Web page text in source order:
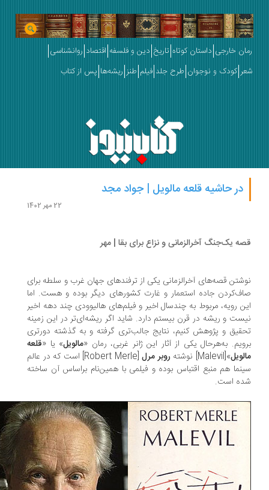
خارجی داستان کوتاه تاریخ دین و فلسفه اقتصاد روانشناسی
کودک و نوجوان طرح جلد فیلم طنز ریشه‌ها پس از کتاب
در حاشیه قلعه مالویل | جواد مجد
یک‌جنگ آخرالزمانی و نزاع برای بقا | مهر
قصه‌های آخرالزمانی یکی از ترفندهای جهان غرب و سلطه برای
جاده استعمار و غارت کشورهای دیگر بوده و هست. اما
رویه، مربوط به چندسال اخیر و فیلم‌های هالیوودی چند دهه اخیر
و ریشه در قرن بیستم دارد. شاید اگر ریشه‌ای‌تر در این زمینه
و پژوهش کنیم، نتایج جالب‌تری گرفته و به گذشته دورتری
به‌هرحال یکی از آثار این ژانر غربی، رمان « مالویل» یا «قلعه
»[Malevil] نوشته روبر مرل
[Robert Merle] است که در عالم
هم منبع اقتباس بوده و فیلمی با همین‌نام براساس آن ساخته
است.